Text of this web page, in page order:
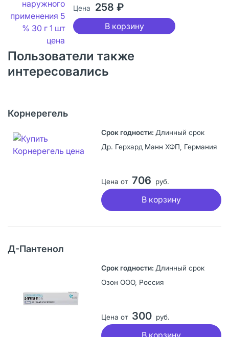
Цена 258 ₽
В корзину
Пользователи также
интересовались
Корнерегель
Длинный срок
Др. Герхард Манн ХФП, Германия
Цена от 706 руб.
В корзину
Д-Пантенол
Длинный срок
Озон ООО, Россия
Цена от 300 руб.